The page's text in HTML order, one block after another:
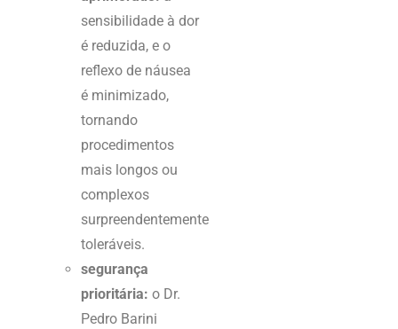
sensibilidade à dor
é reduzida, e o
reflexo de náusea
é minimizado,
tornando
procedimentos
mais longos ou
complexos
surpreendentemente
toleráveis.
segurança
prioritária: o Dr.
Pedro Barini